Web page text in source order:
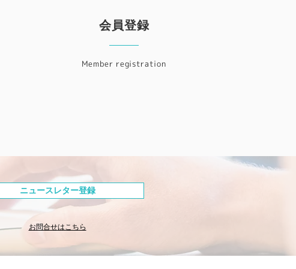
会員登録
Member registration
ニュースレター登録
お問合せはこちら